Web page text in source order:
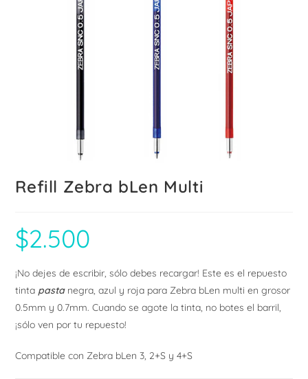
Refill Zebra bLen Multi
$2.500
¡No dejes de escribir, sólo debes recargar! Este es el repuesto
tinta pastanegra, azul y roja para Zebra bLen multi en grosor
0.5mm y 0.7mm. Cuando se agote la tinta, no botes el barril,
¡sólo ven por tu repuesto!
Compatible con Zebra bLen 3, 2+S y 4+S